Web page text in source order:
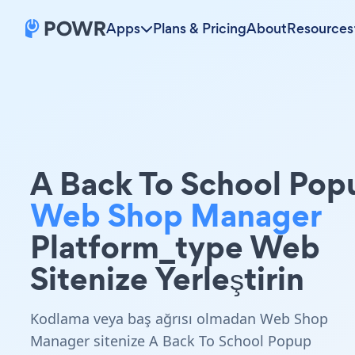
Apps Plans & PricingAboutResources
A Back To School
Web Shop Manager
Platform_type Web
Sitenize Yerleştirin
Kodlama veya baş ağrısı olmadan Web Shop
Manager sitenize A Back To School Popup